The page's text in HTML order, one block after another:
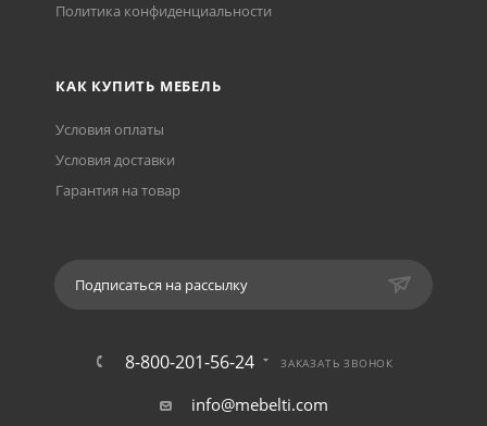
Политика конфиденциальности
КАК КУПИТЬ МЕБЕЛЬ
Условия оплаты
Условия доставки
Гарантия на товар
Подписаться на рассылку
8-800-201-56-24 ЗАКАЗАТЬ ЗВОНОК
info@mebelti.com